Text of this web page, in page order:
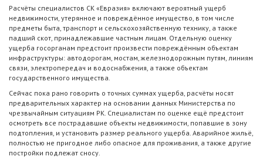
Расчёты специалистов СК «Евразия» включают вероятный ущерб
недвижимости, утерянное и повреждённое имущество, в том числе
предметы быта, транспорт и сельскохозяйственную технику, а также
падший скот, принадлежавшие частным лицам. Отдельную оценку
ущерба госорганам предстоит произвести повреждённым объектам
инфраструктуры: автодорогам, мостам, железнодорожным путям, линиям
связи, электропередач и водоснабжения, а также объектам
государственного имущества.
Сейчас пока рано говорить о точных суммах ущерба, расчёты носят
предварительных характер на основании данных Министерства по
чрезвычайным ситуациям РК. Специалистам по оценке ещё предстоит
осмотреть все пострадавшие объекты недвижимости, попавшие в зону
подтопления, и установить размер реального ущерба. Аварийное жильё,
полностью не пригодное либо опасное для проживания, а также другие
постройки подлежат сносу.